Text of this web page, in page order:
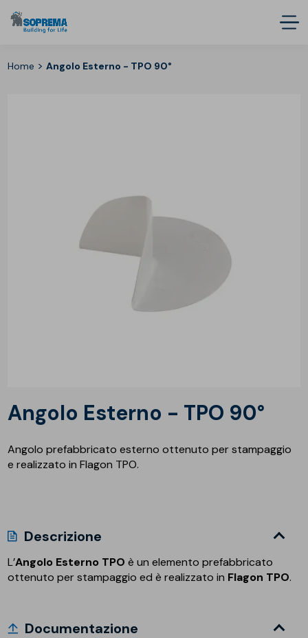
Home >Angolo Esterno - TPO 90°
Angolo Esterno - TPO 90°
Angolo prefabbricato esterno ottenuto per stampaggio
e realizzato in Flagon TPO.
Descrizione
L’Angolo Esterno TPO è un elemento prefabbricato
ottenuto per stampaggio ed è realizzato in Flagon TPO.
Documentazione